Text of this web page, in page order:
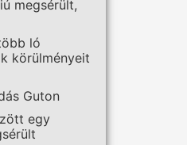
megsérült,
ló
körülményeit
Guton
egy